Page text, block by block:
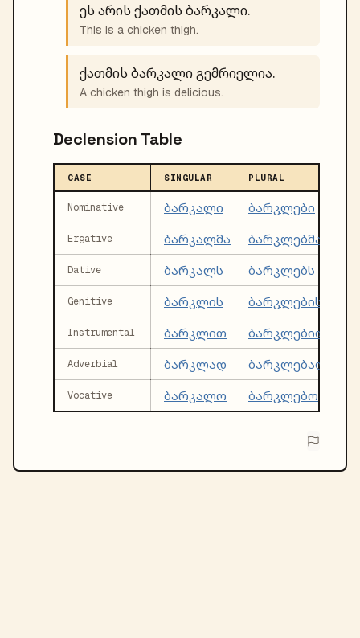
ეს არის ქათმის ბარკალი.
This is a chicken thigh.
ქათმის ბარკალი გემრიელია.
A chicken thigh is delicious.
Declension Table
CASE SINGULAR PLURAL
Nominative ბარკალი ბარკლები
Ergative ბარკალმა ბარკლებმა
Dative ბარკალს ბარკლებს
Genitive ბარკლის ბარკლების
Instrumental ბარკლით ბარკლებით
Adverbial ბარკლად ბარკლებად
Vocative ბარკალო ბარკლებო